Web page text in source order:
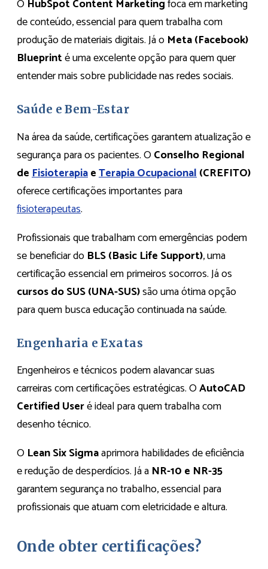
O HubSpot Content Marketingfoca em marketing
de conteúdo, essencial para quem trabalha com
produção de materiais digitais. Já o Meta (Facebook)
Blueprinté uma excelente opção para quem quer
entender mais sobre publicidade nas redes sociais.
Saúde e Bem-Estar
Na área da saúde, certificações garantem atualização e
segurança para os pacientes. O Conselho Regional
deFisioterapiaeTerapia Ocupacional(CREFITO)
oferece certificações importantes para
fisioterapeutas.
Profissionais que trabalham com emergências podem
se beneficiar do BLS (Basic Life Support), uma
certificação essencial em primeiros socorros. Já os
cursos do SUS (UNA-SUS)são uma ótima opção
para quem busca educação continuada na saúde.
Engenharia e Exatas
Engenheiros e técnicos podem alavancar suas
carreiras com certificações estratégicas. OAutoCAD
Certified Useré ideal para quem trabalha com
desenho técnico.
O Lean Six Sigmaaprimora habilidades de eficiência
e redução de desperdícios. Já a NR-10 e NR-35
garantem segurança no trabalho, essencial para
profissionais que atuam com eletricidade e altura.
Onde obter certificações?